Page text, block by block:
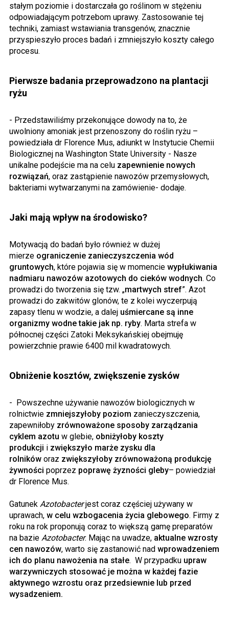
stałym poziomie i dostarczała go roślinom w stężeniu
odpowiadającym potrzebom uprawy. Zastosowanie tej
techniki, zamiast wstawiania transgenów, znacznie
przyspieszyło proces badań i zmniejszyło koszty całego
procesu.
Pierwsze badania przeprowadzono na plantacji
ryżu
- Przedstawiliśmy przekonujące dowody na to, że
uwolniony amoniak jest przenoszony do roślin ryżu –
powiedziała dr Florence Mus, adiunkt w Instytucie Chemii
Biologicznej na Washington State University - Nasze
unikalne podejście ma na celu zapewnienie nowych
rozwiązań, oraz zastąpienie nawozów przemysłowych,
bakteriami wytwarzanymi na zamówienie- dodaje.
Jaki mają wpływ na środowisko?
Motywacją do badań było również w dużej
mierze ograniczenie zanieczyszczenia wód
gruntowych, które pojawia się w momencie wypłukiwania
nadmiaru nawozów azotowych do cieków wodnych. Co
prowadzi do tworzenia się tzw. „martwych stref”. Azot
prowadzi do zakwitów glonów, te z kolei wyczerpują
zapasy tlenu w wodzie, a dalej uśmiercane są inne
organizmy wodne takie jak np. ryby. Marta strefa w
północnej części Zatoki Meksykańskiej obejmuję
powierzchnie prawie 6400 mil kwadratowych.
Obniżenie kosztów, zwiększenie zysków
- Powszechne używanie nawozów biologicznych w
rolnictwie zmniejszyłoby poziom zanieczyszczenia,
zapewniłoby zrównoważone sposoby zarządzania
cyklem azotu w glebie, obniżyłoby koszty
produkcji i zwiększyło marże zysku dla
rolników oraz zwiększyłoby zrównoważoną produkcję
żywności poprzez poprawę żyzności gleby– powiedział
dr Florence Mus.
Gatunek Azotobacterjest coraz częściej używany w
uprawach, w celu wzbogacenia życia glebowego. Firmy z
roku na rok proponują coraz to większą gamę preparatów
na bazie Azotobacter. Mając na uwadze, aktualne wzrosty
cen nawozów, warto się zastanowić nad wprowadzeniem
ich do planu nawożenia na stałe. W przypadku upraw
warzywniczych stosować je można w każdej fazie
aktywnego wzrostu oraz przedsiewnie lub przed
wysadzeniem.